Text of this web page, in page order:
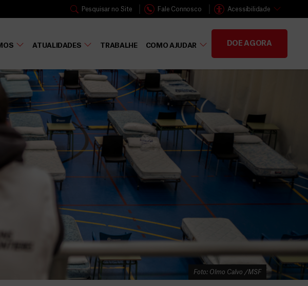
Pesquisar no Site Fale Connosco Acessibilidade
ATUALIDADES TRABALHE COMO AJUDAR DOE AGORA
Foto: Olmo Calvo /MSF